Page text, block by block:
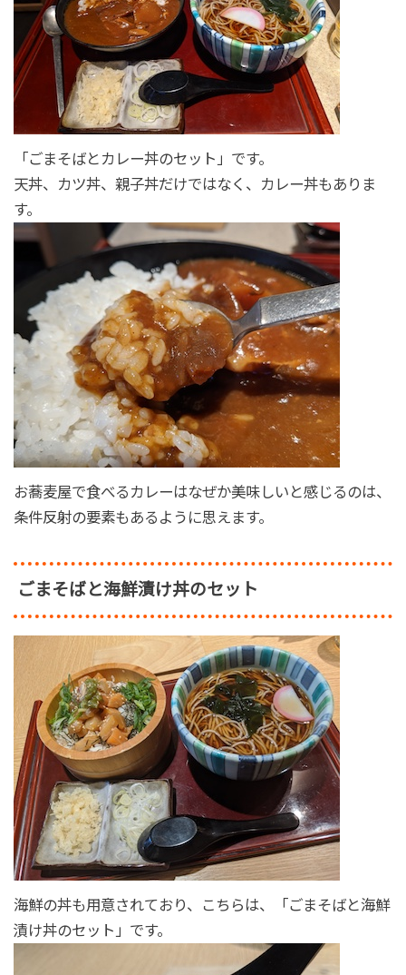
「ごまそばとカレー丼のセット」です。
天丼、カツ丼、親子丼だけではなく、カレー丼もありま
す。
お蕎麦屋で食べるカレーはなぜか美味しいと感じるのは、
条件反射の要素もあるように思えます。
ごまそばと海鮮漬け丼のセット
海鮮の丼も用意されており、こちらは、「ごまそばと海鮮
漬け丼のセット」です。